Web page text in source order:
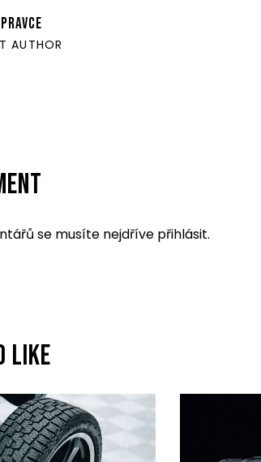
AUTHOR
se musíte nejdříve přihlásit.
LIKE